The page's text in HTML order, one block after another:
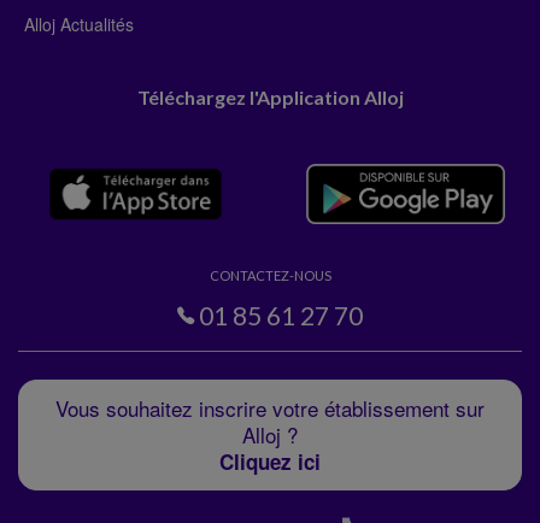
Alloj Actualités
Téléchargez l'Application Alloj
CONTACTEZ-NOUS
01 85 61 27 70
Vous souhaitez inscrire votre établissement sur
Alloj ?
Cliquez ici